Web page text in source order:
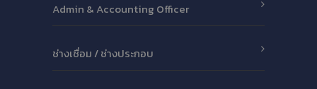
Admin & Accounting Officer
ช่างเชื่อม / ช่างประกอบ